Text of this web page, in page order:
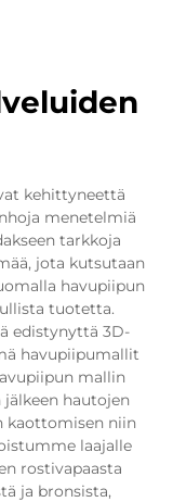
kehittyneettä
menetelmiä
tarkkoja
jota kutsutaan
havupiipun
tuotetta.
edistynyttä 3D-
havupiipumallit
mallin
hautojen
kaottomisen niin
laajalle
rostivapaasta
ja bronsista,